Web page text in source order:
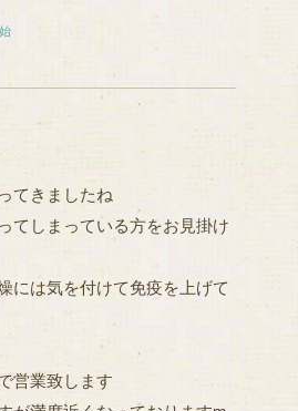
てきましたね
てしまっている方をお見掛け
には気を付けて免疫を上げて
営業致します